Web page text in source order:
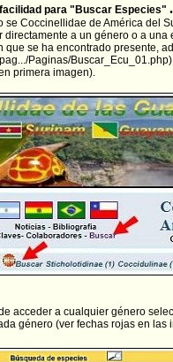
para "Buscar Especies" .
se Coccinellidae de América del
a un género o a
que se ha encontrado presente,
Paginas/Buscar_Ecu_01.php
primera imagen).
acceder a cualquier género
género (ver fechas rojas en las